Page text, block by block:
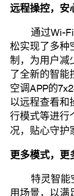
远程操控，安
通过Wi-Fi
松实现了多种
制，为用户减
了全新的智能
空调APP的
以远程查看和
行模式等进行
况，贴心守护
更多模式，更
特灵智能空